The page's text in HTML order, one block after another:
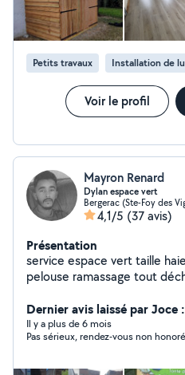
les factures N'hésitez pas à me contacter pour obtenir
un devis gratuitement
Petits travaux Installation de
Voir le profil
Mayron Renard
Dylan espace vert
Bergerac (Ste-Foy des
4,1/5 (37 avis)
Présentation
service espace vert taille
pelouse ramassage tout
Dernier avis laissé par Joce
Il y a plus de 6 mois
Pas sérieux, rendez-vous non honoré